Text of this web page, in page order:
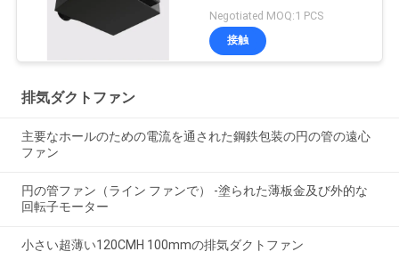
ファン
Negotiated MOQ:1 PCS
接触
排気ダクトファン
主要なホールのための電流を通された鋼鉄包装の円の管の遠心
ファン
円の管ファン（ライン ファンで） -塗られた薄板金及び外的な
回転子モーター
小さい超薄い120CMH 100mmの排気ダクトファン